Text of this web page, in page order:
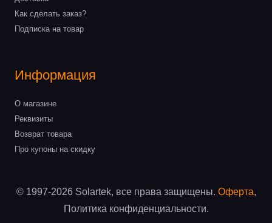
Как сделать заказ?
Подписка на товар
Информация
О магазине
Реквизиты
Возврат товара
Про купоны на скидку
© 1997-2026 Solartek, все права защищены. Оферта,
Политика конфиденциальности.